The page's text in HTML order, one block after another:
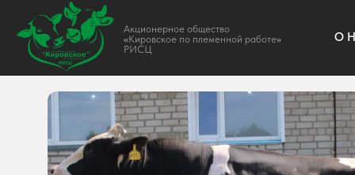
О НАС
Акционерное общество
Кировское по племенной работе»
РИСЦ